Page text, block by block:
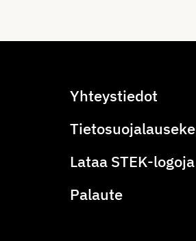
Yhteystiedot
Tietosuojalauseke
Lataa STEK-logoja
Palaute